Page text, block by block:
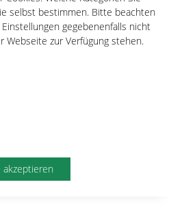
selbst bestimmen. Bitte beachten
gegebenenfalls nicht
Webseite zur Verfügung stehen.
akzeptieren